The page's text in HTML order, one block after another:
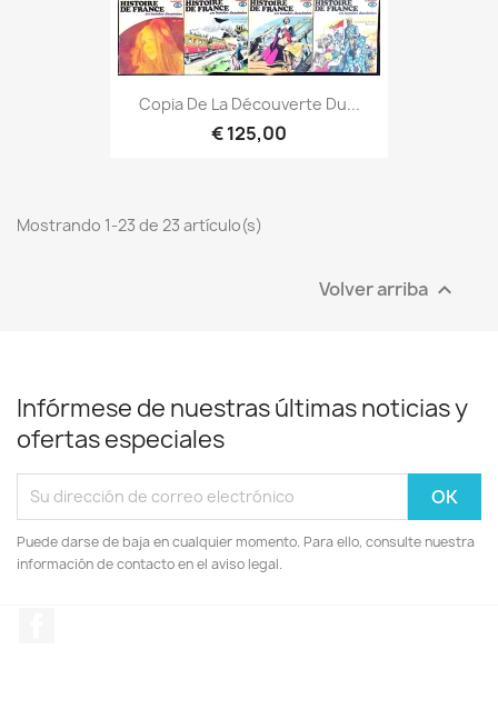
Copia De La Découverte Du...
€ 125,00
Mostrando 1-23 de 23 artículo(s)
Volver arriba 
Infórmese de nuestras últimas noticias y
ofertas especiales
Puede darse de baja en cualquier momento. Para ello, consulte nuestra
información de contacto en el aviso legal.